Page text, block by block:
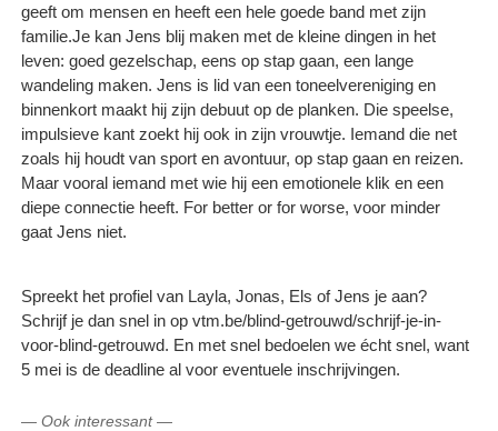
geeft om mensen en heeft een hele goede band met zijn
familie.Je kan Jens blij maken met de kleine dingen in het
leven: goed gezelschap, eens op stap gaan, een lange
wandeling maken. Jens is lid van een toneelvereniging en
binnenkort maakt hij zijn debuut op de planken. Die speelse,
impulsieve kant zoekt hij ook in zijn vrouwtje. Iemand die net
zoals hij houdt van sport en avontuur, op stap gaan en reizen.
Maar vooral iemand met wie hij een emotionele klik en een
diepe connectie heeft. For better or for worse, voor minder
gaat Jens niet.
Spreekt het profiel van Layla, Jonas, Els of Jens je aan?
Schrijf je dan snel in op vtm.be/blind-getrouwd/schrijf-je-in-
voor-blind-getrouwd. En met snel bedoelen we écht snel, want
5 mei is de deadline al voor eventuele inschrijvingen.
— Ook interessant—